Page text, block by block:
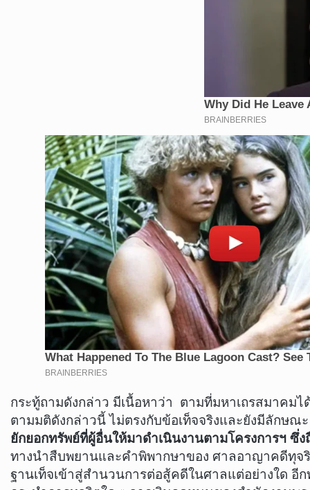
กระทู้ถามดังกล่าว มีเนื้อหาว่า ตามที่มหาเถรสมาค
ตามมติดังกล่าวนี้ ไม่ตรงกับข้อเท็จจริงและยังมีลักษ
ยักยอกทรัพย์ที่ผู้อื่นให้มาดำเนินงานตามโครงการฯ ซึ่
ทางนำสืบพยานและคำพิพากษาของ ศาลอาญาคดีทุจ
ฐานเท็จเข้าสู่สำนวนการต่อสู้คดีในศาลแต่อย่างใด อี